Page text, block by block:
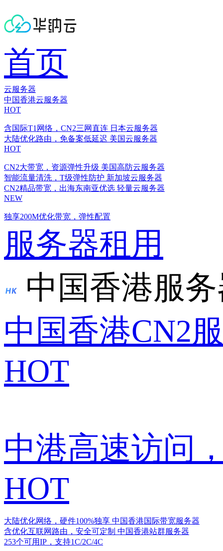
首页
云服务器
中国香港云服务器
HOT
含国际T1网络，CN2三网直连 日本云服务器
大陆优化路由，免备案低延迟 美国云服务器
HOT
CN2大带宽，资源弹性升级 美国高防云服务器
智能流量清洗，T级弹性防护 新加坡云服务器
CN2精品带宽，出海东南亚优选 轻量云服务器
NEW
独享200M优化带宽，弹性配置
服务器租用
中国香港服
中国香港CN2
HOT
中港高速访问
HOT
大陆优化网络，硬件100%独享 中国香港国际带宽服务器
含优化互联网路由，安全可定制 中国香港站群服务器
253个可用IP，支持1C/2C/4C